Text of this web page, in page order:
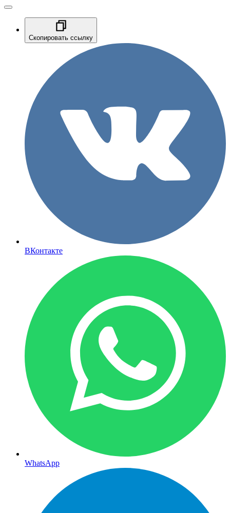
Скопировать ссылку
ВКонтакте
WhatsApp